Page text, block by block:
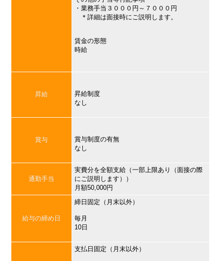
・業務手当３０００円～７０００円
＊詳細は面接時にご説明します。
賃金の形態
時給
昇給
昇給制度
なし
賞与
賞与制度の有無
なし
通勤手当
実費分を全額支給（一部上限あり（面接の際
にご説明します））
月額50,000円
給与の締め日
締日固定（月末以外）
毎月
10日
支払日固定（月末以外）